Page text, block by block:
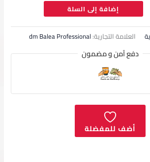
إضافة إلى السلة
العلامة التجارية:dm Balea Professional
دفع آمن و مضمون
أضف للمفضلة